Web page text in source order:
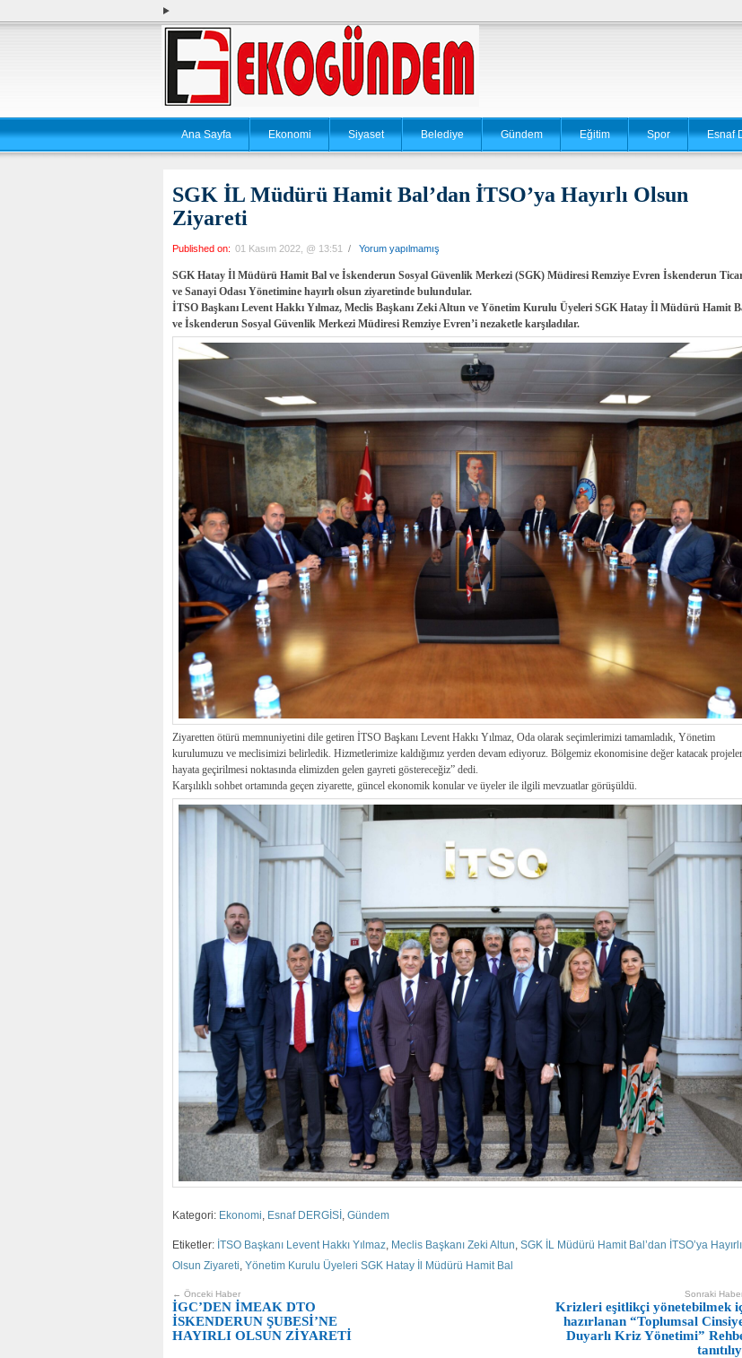
Ana Sayfa Ekonomi Siyaset Belediye Gündem Eğitim Spor Esnaf
SGK İL Müdürü Hamit Bal’dan İTSO’ya Hayırlı Olsun
Ziyareti
Published on: 01 Kasım 2022, @ 13:51 / Yorum yapılmamış
SGK Hatay İl Müdürü Hamit Bal ve İskenderun Sosyal Güvenlik Merkezi (SGK) Müdiresi Remziye Evren İskenderun
ve Sanayi Odası Yönetimine hayırlı olsun ziyaretinde bulundular.
İTSO Başkanı Levent Hakkı Yılmaz, Meclis Başkanı Zeki Altun ve Yönetim Kurulu Üyeleri SGK Hatay İl Müdürü Hamit
ve İskenderun Sosyal Güvenlik Merkezi Müdiresi Remziye Evren’i nezaketle karşıladılar.
Ziyaretten ötürü memnuniyetini dile getiren İTSO Başkanı Levent Hakkı Yılmaz, Oda olarak seçimlerimizi tamamladık, Yönetim
kurulumuzu ve meclisimizi belirledik. Hizmetlerimize kaldığımız yerden devam ediyoruz. Bölgemiz ekonomisine değer katacak
hayata geçirilmesi noktasında elimizden gelen gayreti göstereceğiz” dedi.
Karşılıklı sohbet ortamında geçen ziyarette, güncel ekonomik konular ve üyeler ile ilgili mevzuatlar görüşüldü.
Kategori: Ekonomi Esnaf DERGİSİ Gündem
Etiketler: İTSO Başkanı Levent Hakkı Yılmaz Meclis Başkanı Zeki Altun SGK İL Müdürü Hamit Bal’dan İTSO’ya Hayırlı
Olsun Ziyareti Yönetim Kurulu Üyeleri SGK Hatay İl Müdürü Hamit Bal
Sonraki
Krizleri eşitlikçi yönetebilmek
hazırlanan “Toplumsal
Duyarlı Kriz Yönetimi”
← Önceki Haber
İGC’DEN İMEAK DTO
İSKENDERUN ŞUBESİ’NE
HAYIRLI OLSUN ZİYARETİ